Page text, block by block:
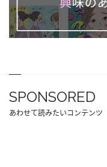
SPONSORED
あわせて読みたいコンテンツ